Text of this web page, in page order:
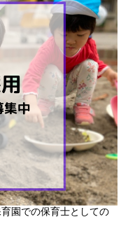
園での保育士としての